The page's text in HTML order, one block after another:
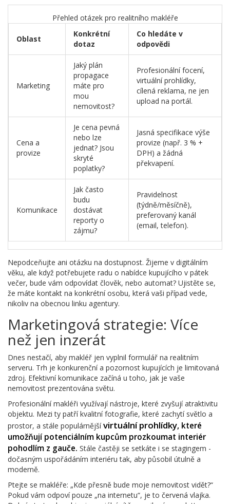
Přehled otázek pro realitního makléře
Oblast
Konkrétní
dotaz
Co hledáte v
odpovědi
Marketing
Jaký plán
propagace
máte pro
mou
nemovitost?
Profesionální focení,
virtuální prohlídky,
cílená reklama, ne jen
upload na portál.
Cena a
provize
Je cena pevná
nebo lze
jednat? Jsou
skryté
poplatky?
Jasná specifikace výše
provize (např. 3 % +
DPH) a žádná
překvapení.
Komunikace
Jak často
budu
dostávat
reporty o
zájmu?
Pravidelnost
(týdně/měsíčně),
preferovaný kanál
(email, telefon).
Nepodceňujte ani otázku na dostupnost. Žijeme v digitálním
věku, ale když potřebujete radu o nabídce kupujícího v pátek
večer, bude vám odpovídat člověk, nebo automat? Ujistěte se,
že máte kontakt na konkrétní osobu, která vaši případ vede,
nikoliv na obecnou linku agentury.
Marketingová strategie: Více
než jen inzerát
Dnes nestačí, aby makléř jen vyplnil formulář na realitním
serveru. Trh je konkurenční a pozornost kupujících je limitovaná
zdroj. Efektivní komunikace začíná u toho, jak je vaše
nemovitost prezentována světu.
Profesionální makléři využívají nástroje, které zvyšují atraktivitu
objektu. Mezi ty patří kvalitní fotografie, které zachytí světlo a
prostor, a stále populárnějšívirtuální prohlídky, které
umožňují potenciálním kupcům prozkoumat interiér
pohodlím z gauče. Stále častěji se setkáte i se stagingem -
dočasným uspořádáním interiéru tak, aby působil útulně a
moderně.
Ptejte se makléře: „Kde přesně bude moje nemovitost vidět?“
Pokud vám odpoví pouze „na internetu“, je to červená vlajka.